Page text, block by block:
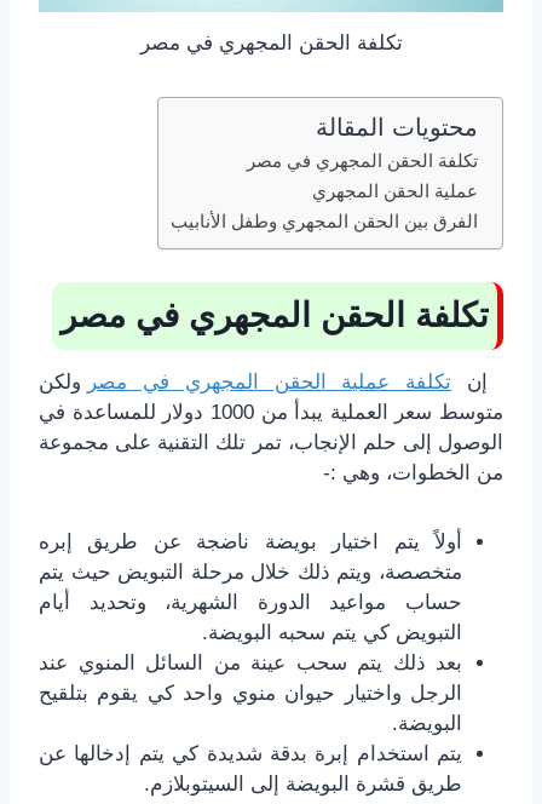
تكلفة الحقن المجهري في مصر
محتويات المقالة
تكلفة الحقن المجهري في مصر
عملية الحقن المجهري
الفرق بين الحقن المجهري وطفل الأنابيب
تكلفة الحقن المجهري في مصر
إن تكلفة عملية الحقن المجهري في مصر ولكن
متوسط سعر العملية يبدأ من 1000 دولار للمساعدة في
الوصول إلى حلم الإنجاب، تمر تلك التقنية على مجموعة
من الخطوات، وهي :-
أولاً يتم اختيار بويضة ناضجة عن طريق إبره
متخصصة، ويتم ذلك خلال مرحلة التبويض حيث يتم
حساب مواعيد الدورة الشهرية، وتحديد أيام
التبويض كي يتم سحبه البويضة.
بعد ذلك يتم سحب عينة من السائل المنوي عند
الرجل واختيار حيوان منوي واحد كي يقوم بتلقيح
البويضة.
يتم استخدام إبرة بدقة شديدة كي يتم إدخالها عن
طريق قشرة البويضة إلى السيتوبلازم.